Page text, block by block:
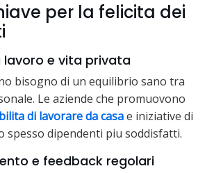
per la felicita dei
lavoro e vita privata
bisogno di un equilibrio sano tra
Le aziende che promuovono
di lavorare da casae iniziative di
spesso dipendenti piu soddisfatti.
e feedback regolari